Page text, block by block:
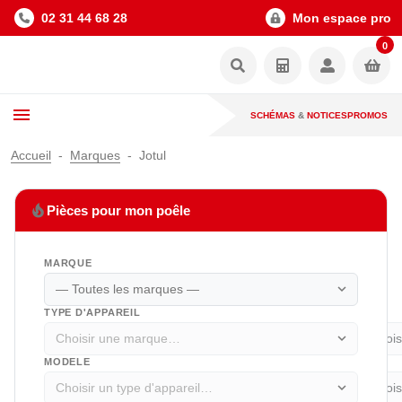
02 31 44 68 28 Mon espace pro
0
SCHÉMAS & NOTICESPROMOS
Accueil Marques Jotul
local_fire_department Pièces pour mon poêle
MARQUE
expand_more
TYPE D'APPAREIL
expand_more
MODELE
expand_more